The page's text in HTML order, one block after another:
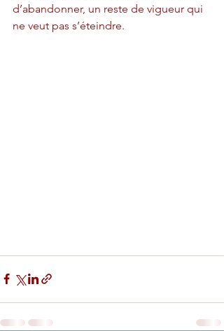
d’abandonner, un reste de vigueur qui
ne veut pas s’éteindre.